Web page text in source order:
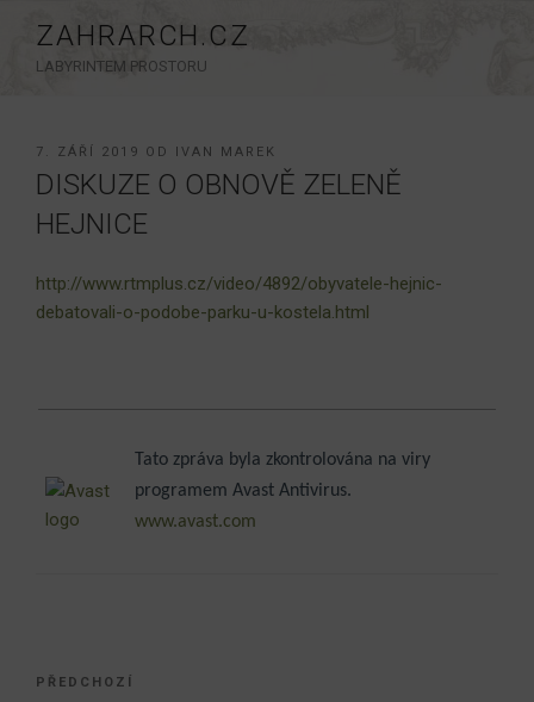
obsahu
ZAHRARCH.CZ
LABYRINTEM PROSTORU
PUBLIKOVÁNO
7. ZÁŘÍ 2019 OD IVAN MAREK
DISKUZE O OBNOVĚ ZELENĚ
HEJNICE
http://www.rtmplus.cz/video/4892/obyvatele-hejnic-
debatovali-o-podobe-parku-u-kostela.html
Tato zpráva byla zkontrolována na viry
programem Avast Antivirus.
www.avast.com
Navigace
Předchozí
PŘEDCHOZÍ